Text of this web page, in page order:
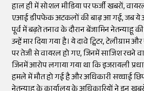
हाल ही में सोशल मीडिया पर फर्जी खबरों,
एआई डीपफेक अटकलों की बाढ़ आ गई, जब ये
पूर्व में बढ़ते तनाव के दौरान बेंजामिन नेतन्याहू
उन्हें मार दिया गया है। ये दावे ट्विटर, टेलीग्राम
पर तेजी से वायरल हो गए, जिनमें साजिश रचने
जिनमें आरोप लगाया गया था कि इजरायली
हमले में मौत हो गई है और अधिकारी सच्चाई